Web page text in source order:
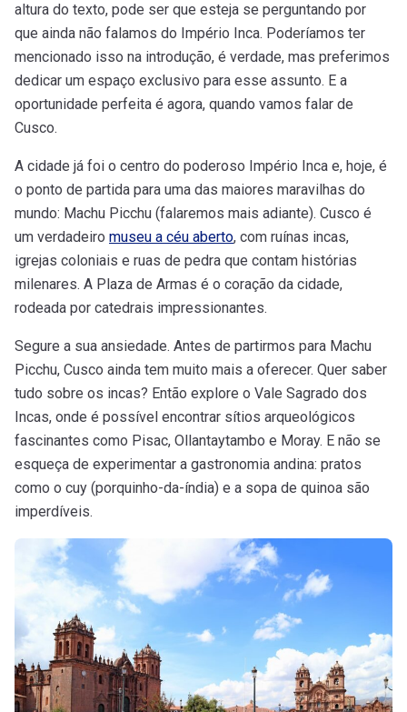
altura do texto, pode ser que esteja se perguntando por
que ainda não falamos do Império Inca. Poderíamos ter
mencionado isso na introdução, é verdade, mas preferimos
dedicar um espaço exclusivo para esse assunto. E a
oportunidade perfeita é agora, quando vamos falar de
Cusco.
A cidade já foi o centro do poderoso Império Inca e, hoje, é
o ponto de partida para uma das maiores maravilhas do
mundo: Machu Picchu (falaremos mais adiante). Cusco é
um verdadeiro museu a céu aberto, com ruínas incas,
igrejas coloniais e ruas de pedra que contam histórias
milenares. A Plaza de Armas é o coração da cidade,
rodeada por catedrais impressionantes.
Segure a sua ansiedade. Antes de partirmos para Machu
Picchu, Cusco ainda tem muito mais a oferecer. Quer saber
tudo sobre os incas? Então explore o Vale Sagrado dos
Incas, onde é possível encontrar sítios arqueológicos
fascinantes como Pisac, Ollantaytambo e Moray. E não se
esqueça de experimentar a gastronomia andina: pratos
como o cuy (porquinho-da-índia) e a sopa de quinoa são
imperdíveis.